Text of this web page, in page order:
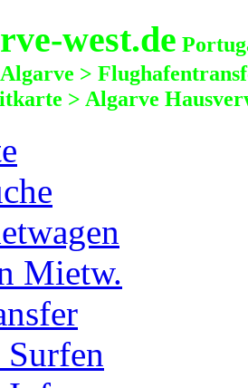
west.de
>
> Algarve
Mietw.